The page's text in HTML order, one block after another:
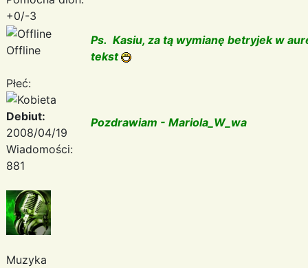
+0/-3
Offline
Płeć:
Debiut:
2008/04/19
Wiadomości:
881
Muzyka
Ps. Kasiu, za tą wymianę betryjek w
tekst
Pozdrawiam - Mariola_W_wa